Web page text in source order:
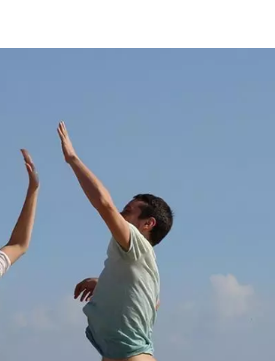
w
3D a
2026 REDAKTOR
do